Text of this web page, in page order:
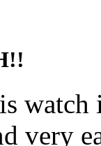
very